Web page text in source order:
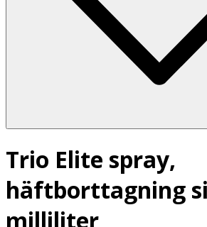
Trio Elite spray,
häftborttagning
milliliter